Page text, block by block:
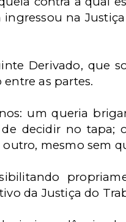
na
Derivado, que
as partes.
um queria
decidir no tapa;
mesmo sem
da Justiça do